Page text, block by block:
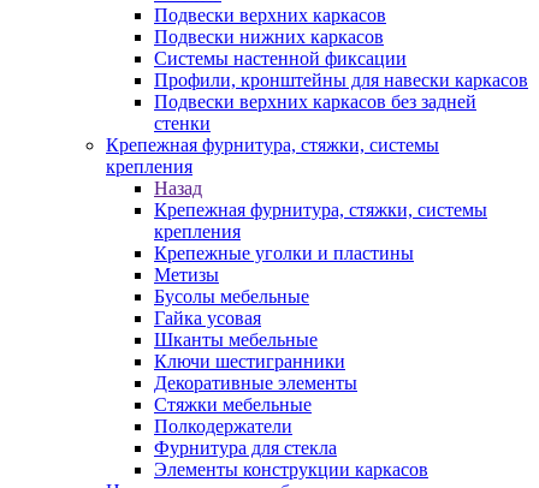
Подвески верхних каркасов
Подвески нижних каркасов
Системы настенной фиксации
Профили, кронштейны для навески каркасов
Подвески верхних каркасов без задней
стенки
Крепежная фурнитура, стяжки, системы
крепления
Назад
Крепежная фурнитура, стяжки, системы
крепления
Крепежные уголки и пластины
Метизы
Бусолы мебельные
Гайка усовая
Шканты мебельные
Ключи шестигранники
Декоративные элементы
Стяжки мебельные
Полкодержатели
Фурнитура для стекла
Элементы конструкции каркасов